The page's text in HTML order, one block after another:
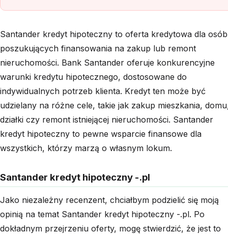
Santander kredyt hipoteczny to oferta kredytowa dla osób
poszukujących finansowania na zakup lub remont
nieruchomości. Bank Santander oferuje konkurencyjne
warunki kredytu hipotecznego, dostosowane do
indywidualnych potrzeb klienta. Kredyt ten może być
udzielany na różne cele, takie jak zakup mieszkania,
działki czy remont istniejącej nieruchomości. Santander
kredyt hipoteczny to pewne wsparcie finansowe dla
wszystkich, którzy marzą o własnym lokum.
Santander kredyt hipoteczny -.pl
Jako niezależny recenzent, chciałbym podzielić się moją
opinią na temat Santander kredyt hipoteczny -.pl. Po
dokładnym przejrzeniu oferty, mogę stwierdzić, że jest to